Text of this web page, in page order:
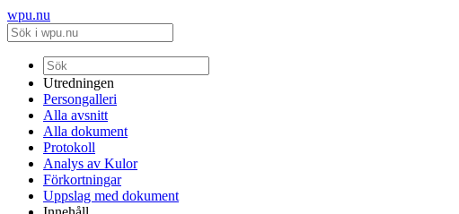
wpu.nu
Utredningen
Persongalleri
Alla avsnitt
Alla dokument
Protokoll
Analys av Kulor
Förkortningar
Uppslag med dokument